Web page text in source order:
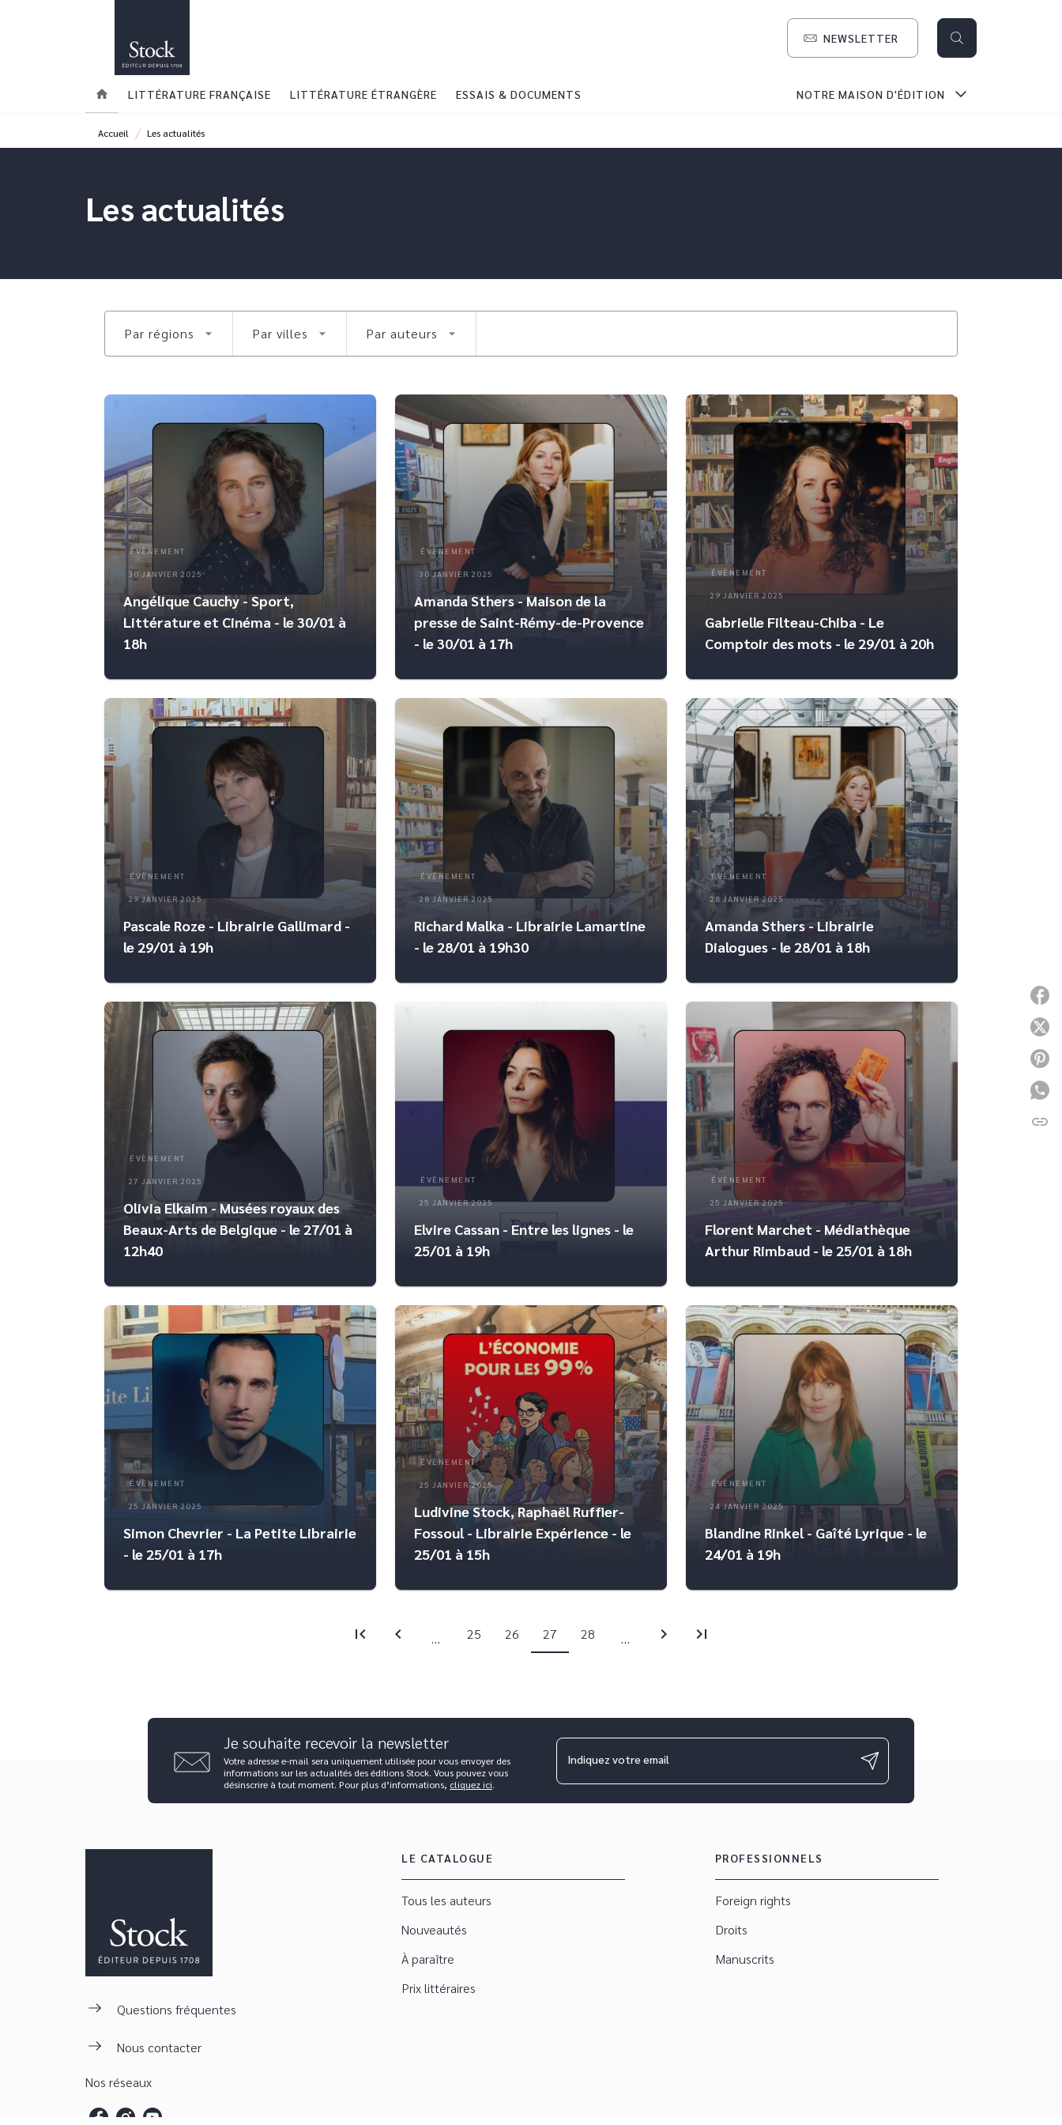
NEWSLETTER
home LITTÉRATURE FRANÇAISE LITTÉRATURE ÉTRANGÈRE ESSAIS & DOCUMENTS NOTRE MAISON D'ÉDITION
Accueil / Les actualités
Les actualités
Par régions arrow_drop_down Par villes arrow_drop_down Par auteurs arrow_drop_down
ÉVÈNEMENT
30 JANVIER 2025
Angélique Cauchy - Sport,
Littérature et Cinéma - le 30/01 à
18h
ÉVÈNEMENT
30 JANVIER 2025
Amanda Sthers - Maison de la
presse de Saint-Rémy-de-Provence
- le 30/01 à 17h
ÉVÈNEMENT
29 JANVIER 2025
Gabrielle Filteau-Chiba - Le
Comptoir des mots - le 29/01 à 20h
ÉVÈNEMENT
29 JANVIER 2025
Pascale Roze - Librairie Gallimard -
le 29/01 à 19h
ÉVÈNEMENT
28 JANVIER 2025
Richard Malka - Librairie Lamartine
- le 28/01 à 19h30
ÉVÈNEMENT
28 JANVIER 2025
Amanda Sthers - Librairie
Dialogues - le 28/01 à 18h
ÉVÈNEMENT
27 JANVIER 2025
Olivia Elkaim - Musées royaux des
Beaux-Arts de Belgique - le 27/01 à
12h40
ÉVÈNEMENT
25 JANVIER 2025
Elvire Cassan - Entre les lignes - le
25/01 à 19h
ÉVÈNEMENT
25 JANVIER 2025
Florent Marchet - Médiathèque
Arthur Rimbaud - le 25/01 à 18h
ÉVÈNEMENT
25 JANVIER 2025
Simon Chevrier - La Petite Librairie
- le 25/01 à 17h
ÉVÈNEMENT
25 JANVIER 2025
Ludivine Stock, Raphaël Ruffier-
Fossoul - Librairie Expérience - le
25/01 à 15h
ÉVÈNEMENT
24 JANVIER 2025
Blandine Rinkel - Gaîté Lyrique - le
24/01 à 19h
first_page chevron_left ... 25 26 27 28 ... chevron_right last_page
link
Je souhaite recevoir la newsletter
Votre adresse e-mail sera uniquement utilisée pour vous envoyer des
informations sur les actualités des éditions Stock. Vous pouvez vous
désinscrire à tout moment. Pour plus d’informations, cliquez ici.
Indiquez votre email
Questions fréquentes
Nous contacter
Nos réseaux
LE CATALOGUE
Tous les auteurs
Nouveautés
À paraître
Prix littéraires
PROFESSIONNELS
Foreign rights
Droits
Manuscrits